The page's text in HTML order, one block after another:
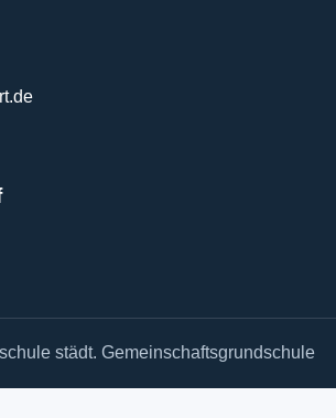
städt. Gemeinschaftsgrundschule